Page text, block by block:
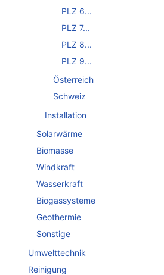
PLZ 6...
PLZ 7...
PLZ 8...
PLZ 9...
Österreich
Schweiz
Installation
Solarwärme
Biomasse
Windkraft
Wasserkraft
Biogassysteme
Geothermie
Sonstige
Umwelttechnik
Reinigung